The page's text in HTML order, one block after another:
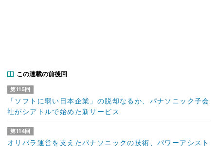
この連載の前後回
第115回
「ソフトに弱い日本企業」の脱却なるか、パナソニック子会
社がシアトルで始めた新サービス
第114回
オリパラ運営を支えたパナソニックの技術、パワーアシスト